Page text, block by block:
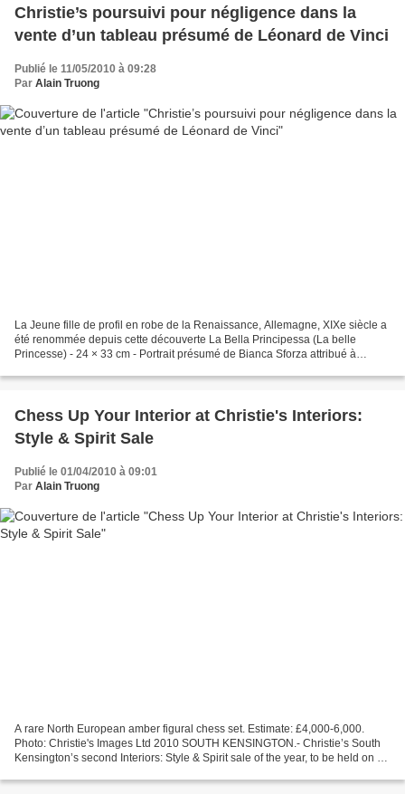
Christie’s poursuivi pour négligence dans la
vente d’un tableau présumé de Léonard de Vinci
Publié le 11/05/2010 à 09:28
Par Alain Truong
La Jeune fille de profil en robe de la Renaissance, Allemagne, XIXe siècle a
été renommée depuis cette découverte La Bella Principessa (La belle
Princesse) - 24 × 33 cm - Portrait présumé de Bianca Sforza attribué à
Chess Up Your Interior at Christie's Interiors:
Style & Spirit Sale
Publié le 01/04/2010 à 09:01
Par Alain Truong
A rare North European amber figural chess set. Estimate: £4,000-6,000.
Photo: Christie's Images Ltd 2010 SOUTH KENSINGTON.- Christie’s South
Kensington’s second Interiors: Style & Spirit sale of the year, to be held on 18